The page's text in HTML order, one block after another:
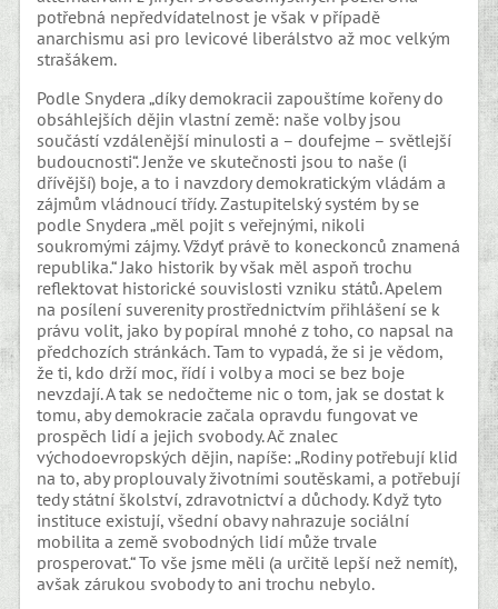
potřebná nepředvídatelnost je však v případě
anarchismu asi pro levicové liberálstvo až moc velkým
strašákem.
Podle Snydera „díky demokracii zapouštíme kořeny do
obsáhlejších dějin vlastní země: naše volby jsou
součástí vzdálenější minulosti a – doufejme – světlejší
budoucnosti“. Jenže ve skutečnosti jsou to naše (i
dřívější) boje, a to i navzdory demokratickým vládám a
zájmům vládnoucí třídy. Zastupitelský systém by se
podle Snydera „měl pojit s veřejnými, nikoli
soukromými zájmy. Vždyť právě to koneckonců znamená
republika.“ Jako historik by však měl aspoň trochu
reflektovat historické souvislosti vzniku států. Apelem
na posílení suverenity prostřednictvím přihlášení se k
právu volit, jako by popíral mnohé z toho, co napsal na
předchozích stránkách. Tam to vypadá, že si je vědom,
že ti, kdo drží moc, řídí i volby a moci se bez boje
nevzdají. A tak se nedočteme nic o tom, jak se dostat k
tomu, aby demokracie začala opravdu fungovat ve
prospěch lidí a jejich svobody. Ač znalec
východoevropských dějin, napíše: „Rodiny potřebují klid
na to, aby proplouvaly životními soutěskami, a potřebují
tedy státní školství, zdravotnictví a důchody. Když tyto
instituce existují, všední obavy nahrazuje sociální
mobilita a země svobodných lidí může trvale
prosperovat.“ To vše jsme měli (a určitě lepší než nemít),
avšak zárukou svobody to ani trochu nebylo.